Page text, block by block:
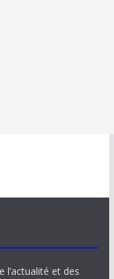
l’actualité et des